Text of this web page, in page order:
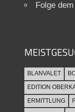
Folge
BLANVALET
EDITION
ERMITTLUNG